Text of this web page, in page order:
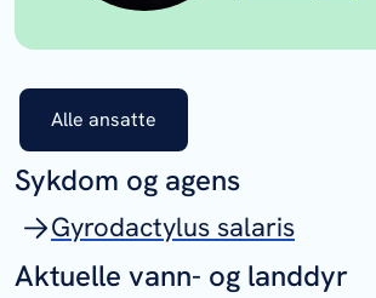
Alle ansatte
Sykdom og agens
Gyrodactylus salaris
Aktuelle vann- og landdyr